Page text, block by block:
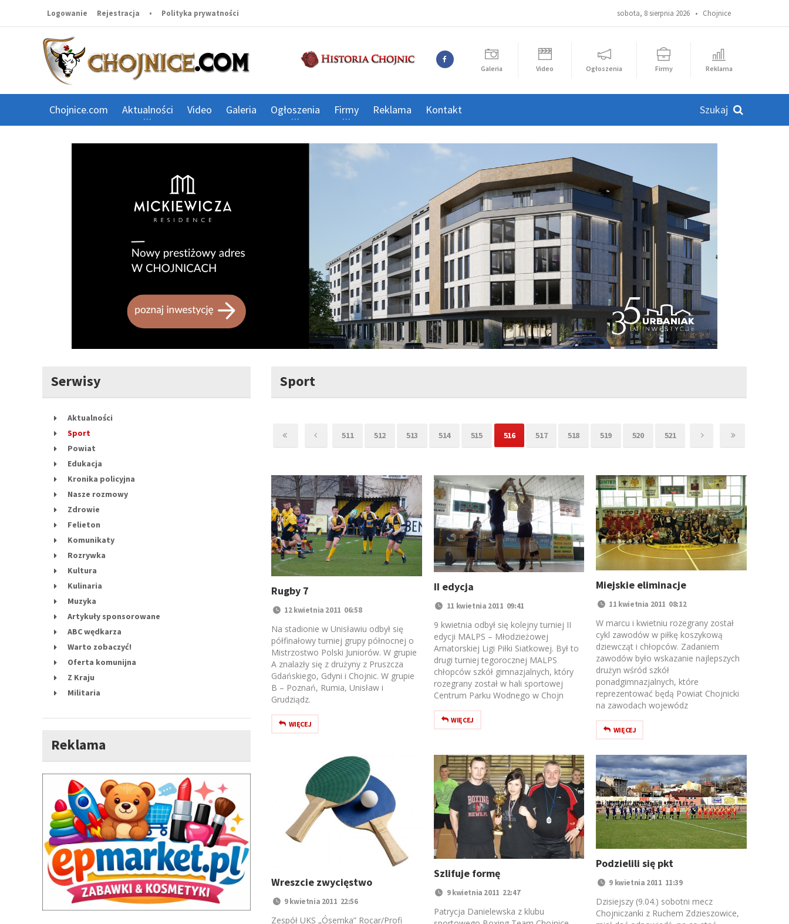
sobota, 8 sierpnia 2026 • Chojnice
Logowanie Rejestracja • Polityka prywatności
Galeria Video Ogłoszenia Firmy Reklama
Chojnice.com Aktualności Video Galeria Ogłoszenia Firmy Reklama Kontakt
Serwisy
Aktualności
Sport
Powiat
Edukacja
Kronika policyjna
Nasze rozmowy
Zdrowie
Felieton
Komunikaty
Rozrywka
Kultura
Kulinaria
Muzyka
Artykuły sponsorowane
ABC wędkarza
Warto zobaczyć!
Oferta komunijna
Z Kraju
Militaria
Reklama
Sport
511 512 513 514 515 516 517 518 519 520 521
Rugby 7
12 kwietnia 2011 06:58
Na stadionie w Unisławiu odbył się
półfinałowy turniej grupy północnej o
Mistrzostwo Polski Juniorów. W grupie
A znalazły się z drużyny z Pruszcza
Gdańskiego, Gdyni i Chojnic. W grupie
B – Poznań, Rumia, Unisław i
Grudziądz.
WIĘCEJ
II edycja
11 kwietnia 2011 09:41
9 kwietnia odbył się kolejny turniej II
edycji MALPS – Młodzieżowej
Amatorskiej Ligi Piłki Siatkowej. Był to
drugi turniej tegorocznej MALPS
chłopców szkół gimnazjalnych, który
rozegrany został w hali sportowej
Centrum Parku Wodnego w Chojn
WIĘCEJ
Miejskie eliminacje
11 kwietnia 2011 08:12
W marcu i kwietniu rozegrany został
cykl zawodów w piłkę koszykową
dziewcząt i chłopców. Zadaniem
zawodów było wskazanie najlepszych
drużyn wśród szkół
ponadgimnazjalnych, które
reprezentować będą Powiat Chojnicki
na zawodach wojewódz
WIĘCEJ
Wreszcie zwycięstwo
9 kwietnia 2011 22:56
Zespół UKS „Ósemka” Rocar/Profi
Szlifuje formę
9 kwietnia 2011 22:47
Patrycja Danielewska z klubu
Podzielili się pkt
9 kwietnia 2011 11:39
Dzisiejszy (9.04.) sobotni mecz
Chojniczanki z Ruchem Zdzieszowice,